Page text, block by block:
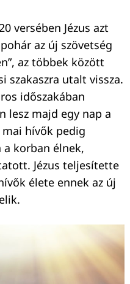
versében Jézus azt
az új szövetség
az többek között
szakaszra utalt vissza.
időszakában
lesz majd egy nap a
hívők pedig
korban élnek,
Jézus teljesítette
élete ennek az új